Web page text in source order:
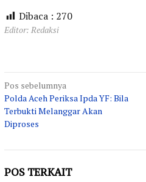
Dibaca : 270
Editor: Redaksi
Navigasi
pos
Pos sebelumnya
Polda Aceh Periksa Ipda YF: Bila
Terbukti Melanggar Akan
Diproses
POS TERKAIT